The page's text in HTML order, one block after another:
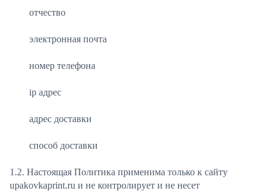
отчество
электронная почта
номер телефона
ip адрес
адрес доставки
способ доставки
1.2. Настоящая Политика применима только к сайту
upakovkaprint.ru и не контролирует и не несет